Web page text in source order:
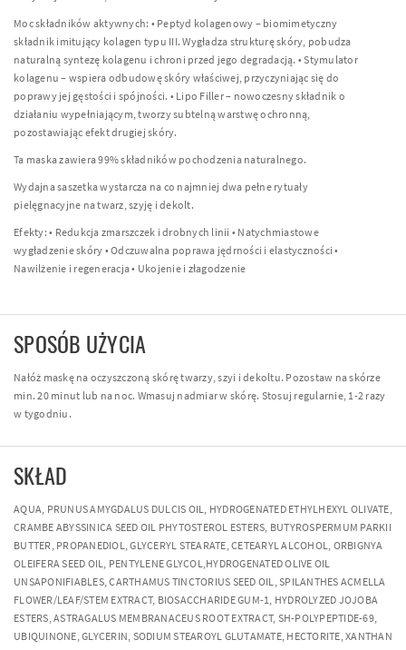
Moc składników aktywnych: • Peptyd kolagenowy – biomimetyczny
składnik imitujący kolagen typu III. Wygładza strukturę skóry, pobudza
naturalną syntezę kolagenu i chroni przed jego degradacją. • Stymulator
kolagenu – wspiera odbudowę skóry właściwej, przyczyniając się do
poprawy jej gęstości i spójności. • Lipo Filler – nowoczesny składnik o
działaniu wypełniającym, tworzy subtelną warstwę ochronną,
pozostawiając efekt drugiej skóry.
Ta maska zawiera 99% składników pochodzenia naturalnego.
Wydajna saszetka wystarcza na co najmniej dwa pełne rytuały
pielęgnacyjne na twarz, szyję i dekolt.
Efekty: • Redukcja zmarszczek i drobnych linii • Natychmiastowe
wygładzenie skóry • Odczuwalna poprawa jędrności i elastyczności •
Nawilżenie i regeneracja • Ukojenie i złagodzenie
SPOSÓB UŻYCIA
Nałóż maskę na oczyszczoną skórę twarzy, szyi i dekoltu. Pozostaw na skórze
min. 20 minut lub na noc. Wmasuj nadmiar w skórę. Stosuj regularnie, 1-2 razy
w tygodniu.
SKŁAD
AQUA, PRUNUS AMYGDALUS DULCIS OIL, HYDROGENATED ETHYLHEXYL OLIVATE,
CRAMBE ABYSSINICA SEED OIL PHYTOSTEROL ESTERS, BUTYROSPERMUM PARKII
BUTTER, PROPANEDIOL, GLYCERYL STEARATE, CETEARYL ALCOHOL, ORBIGNYA
OLEIFERA SEED OIL, PENTYLENE GLYCOL,HYDROGENATED OLIVE OIL
UNSAPONIFIABLES, CARTHAMUS TINCTORIUS SEED OIL, SPILANTHES ACMELLA
FLOWER/LEAF/STEM EXTRACT, BIOSACCHARIDE GUM-1, HYDROLYZED JOJOBA
ESTERS, ASTRAGALUS MEMBRANACEUS ROOT EXTRACT, SH-POLYPEPTIDE-69,
UBIQUINONE, GLYCERIN, SODIUM STEAROYL GLUTAMATE, HECTORITE, XANTHAN